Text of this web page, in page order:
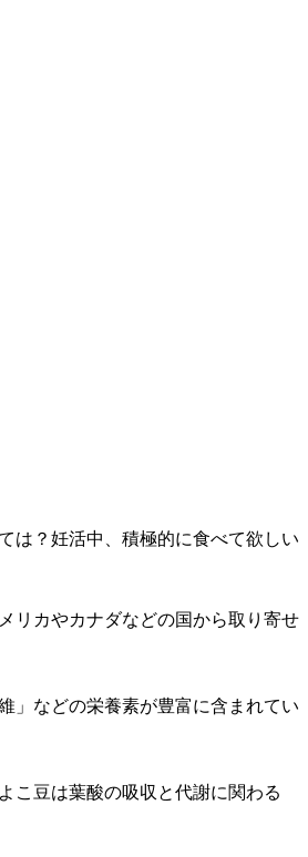
は？妊活中、積極的に食べて欲しい
リカやカナダなどの国から取り寄せ
」などの栄養素が豊富に含まれてい
こ豆は葉酸の吸収と代謝に関わる